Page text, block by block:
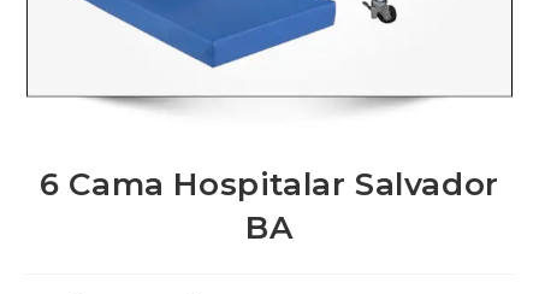
6 Cama Hospitalar Salvador
BA